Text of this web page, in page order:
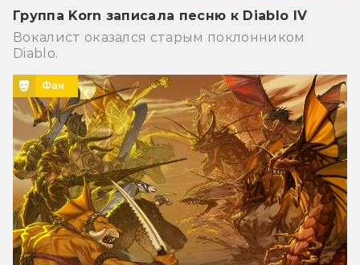
Группа Korn записала песню к Diablo IV
Вокалист оказался старым поклонником
Diablo.
Фан